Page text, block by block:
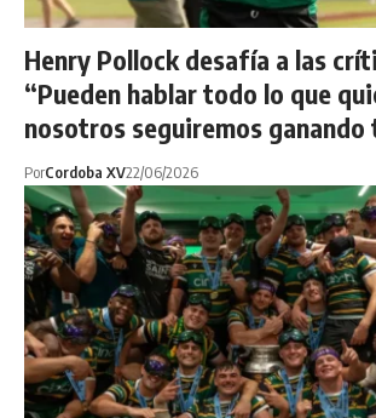
Henry Pollock desafía a las
“Pueden hablar todo lo que
nosotros seguiremos
PorCordoba XV22/06/2026